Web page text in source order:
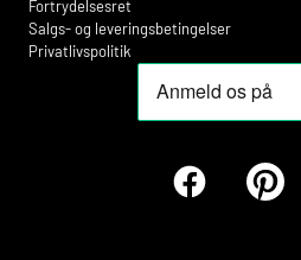
Fortrydelsesret
Salgs- og leveringsbetingelser
Privatlivspolitik